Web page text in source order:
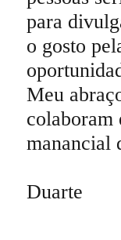
para
o gosto
Meu
colaboram
manancial
Duarte